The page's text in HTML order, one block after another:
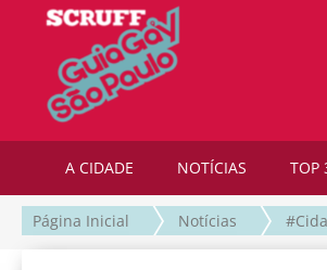
A CIDADE NOTÍCIAS TOP
Página Inicial Notícias